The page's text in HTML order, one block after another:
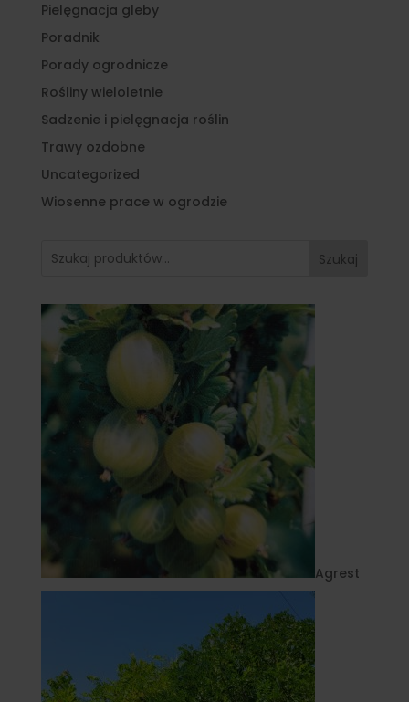
Pielęgnacja gleby
Poradnik
Porady ogrodnicze
Rośliny wieloletnie
Sadzenie i pielęgnacja roślin
Trawy ozdobne
Uncategorized
Wiosenne prace w ogrodzie
Szukaj
Agrest